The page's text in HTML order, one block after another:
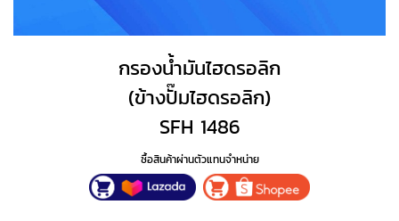
กรองน้ำมันไฮดรอลิก
(ข้างปั๊มไฮดรอลิก)
SFH 1486
ซื้อสินค้าผ่านตัวแทนจำหน่าย